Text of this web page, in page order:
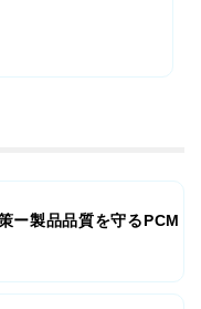
ー製品品質を守るPCM